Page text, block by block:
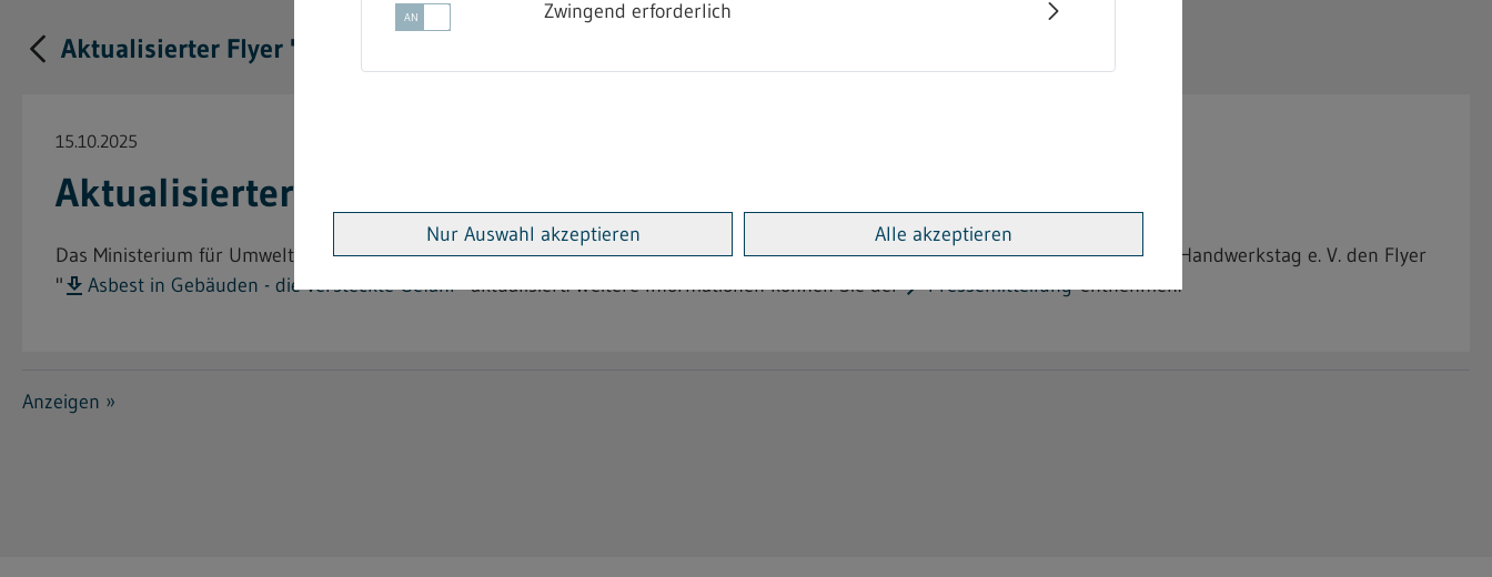
Aktualisierter Flyer "Asbest in Gebäuden - die versteckte Gefahr"
15.10.2025
Aktualisierter Flyer "Asbest in Gebäuden - die versteckte Gefahr"
Das Ministerium für Umwelt, Klima und Energiewirtschaft Baden-Württemberg hat gemeinsam mit dem Baden-Württembergischen Handwerkstag e. V. den Flyer
"
Asbest in Gebäuden - die versteckte Gefahr" aktualisiert. Weitere Informationen können Sie der Pressemitteilungentnehmen.
Anzeigen »
Zwingend erforderlich
Nur Auswahl akzeptieren Alle akzeptieren